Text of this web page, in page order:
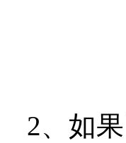
2、如